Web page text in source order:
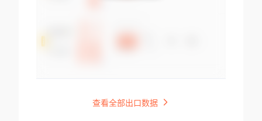
查看全部出口数据